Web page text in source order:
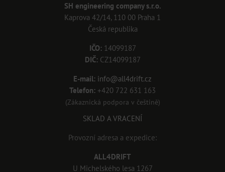
SH engineering company s.r.o.
Kaprova 42/14, 110 00 Praha 1
Česká republika
IČO:14099187
DIČ:CZ14099187
E-mail: info@all4drift.cz
Telefon: +420 722 631 163
(Zákaznická podpora v češtině)
SKLAD A VRACENÍ
Provozní adresa a expedice:
ALL4DRIFT
U Michelského lesa 1267